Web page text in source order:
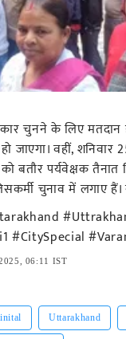
चुनने के लिए
जाएगा। वहीं,
पर्यवेक्षक तैनात
चुनाव में लगाए
06:11 IST
Uttarakhand